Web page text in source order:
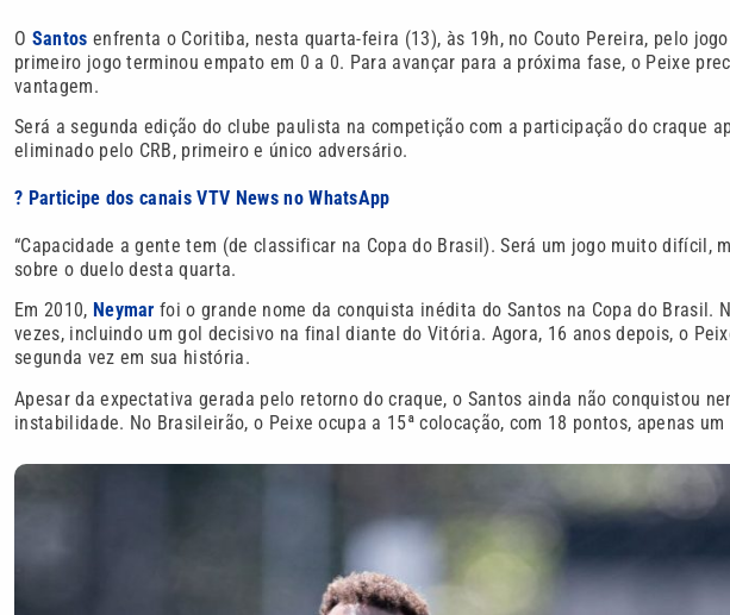
O Santos enfrenta o Coritiba, nesta quarta-feira (13), às 19h, no Couto Pereira, pelo
primeiro jogo terminou empato em 0 a 0. Para avançar para a próxima fase, o Peixe
vantagem.
Será a segunda edição do clube paulista na competição com a participação do craque
eliminado pelo CRB, primeiro e único adversário.
? Participe dos canais VTV News no WhatsApp
“Capacidade a gente tem (de classificar na Copa do Brasil). Será um jogo muito difícil,
sobre o duelo desta quarta.
Em 2010, Neymarfoi o grande nome da conquista inédita do Santos na Copa do Brasil.
vezes, incluindo um gol decisivo na final diante do Vitória. Agora, 16 anos depois, o
segunda vez em sua história.
Apesar da expectativa gerada pelo retorno do craque, o Santos ainda não conquistou
instabilidade. No Brasileirão, o Peixe ocupa a 15ª colocação, com 18 pontos, apenas